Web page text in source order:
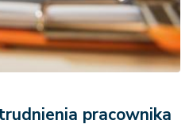
pracownika